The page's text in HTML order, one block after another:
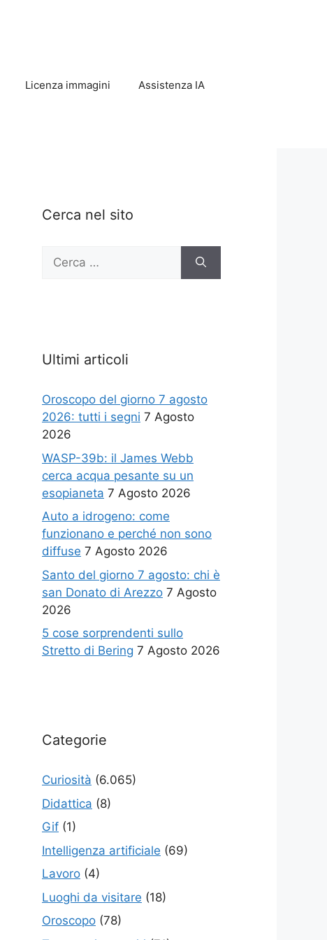
Licenza immagini Assistenza IA
Cerca nel sito
Ricerca
Ultimi articoli
Oroscopo del giorno 7 agosto
2026: tutti i segni 7 Agosto
2026
WASP-39b: il James Webb
cerca acqua pesante su un
esopianeta 7 Agosto 2026
Auto a idrogeno: come
funzionano e perché non sono
diffuse 7 Agosto 2026
Santo del giorno 7 agosto: chi è
san Donato di Arezzo 7 Agosto
2026
5 cose sorprendenti sullo
Stretto di Bering 7 Agosto 2026
Categorie
Curiosità (6.065)
Didattica (8)
Gif (1)
Intelligenza artificiale (69)
Lavoro (4)
Luoghi da visitare (18)
Oroscopo (78)